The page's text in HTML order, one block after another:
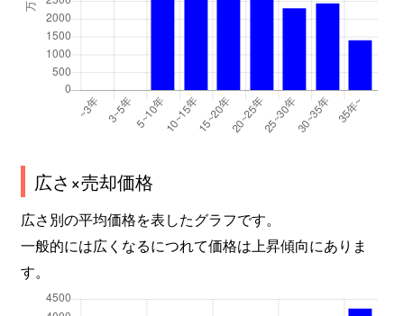
広さ×売却価格
広さ別の平均価格を表したグラフです。
一般的には広くなるにつれて価格は上昇傾向にありま
す。